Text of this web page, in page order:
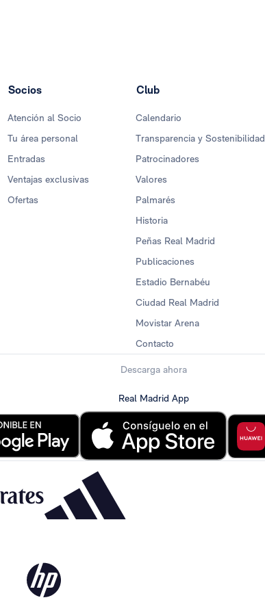
Socios
Atención al Socio
Tu área personal
Entradas
Ventajas exclusivas
Ofertas
Club
Calendario
Transparencia y Sostenibilidad
Patrocinadores
Valores
Palmarés
Historia
Peñas Real Madrid
Publicaciones
Estadio Bernabéu
Ciudad Real Madrid
Movistar Arena
Contacto
Descarga ahora
Real Madrid App